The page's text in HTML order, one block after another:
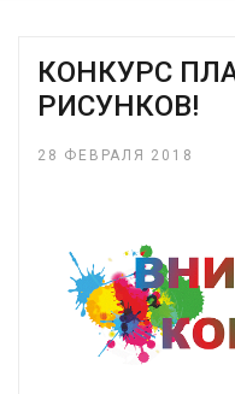
КОНКУРС
РИСУНКОВ!
28 ФЕВРАЛЯ 2018